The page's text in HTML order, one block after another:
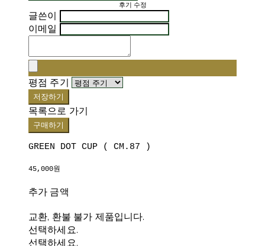
후기 수정
글쓴이
이메일
평점 주기
저장하기
목록으로 가기
구매하기
GREEN DOT CUP ( CM.87 )
45,000원
추가 금액
교환, 환불 불가 제품입니다.
선택하세요.
선택하세요.